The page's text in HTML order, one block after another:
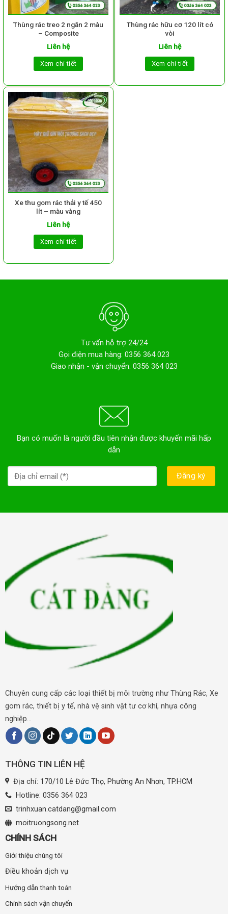
Thùng rác treo 2 ngăn 2 màu
– Composite
Liên hệ
Xem chi tiết
Thùng rác hữu cơ 120 lít có
vòi
Liên hệ
Xem chi tiết
Xe thu gom rác thải y tế 450
lít – màu vàng
Liên hệ
Xem chi tiết
Tư vấn hỗ trợ 24/24
Gọi điện mua hàng: 0356 364 023
Giao nhận - vận chuyển: 0356 364 023
Bạn có muốn là người đầu tiên nhận được khuyến mãi hấp
dẫn
Chuyên cung cấp các loại thiết bị môi trường như Thùng Rác, Xe
gom rác, thiết bị y tế, nhà vệ sinh vật tư cơ khí, nhựa công
nghiệp...
THÔNG TIN LIÊN HỆ
Địa chỉ: 170/10 Lê Đức Thọ, Phường An Nhơn, TP.HCM
Hotline: 0356 364 023
trinhxuan.catdang@gmail.com
moitruongsong.net
CHÍNH SÁCH
Giới thiệu chúng tôi
Điều khoản dịch vụ
Hướng dẫn thanh toán
Chính sách vận chuyển